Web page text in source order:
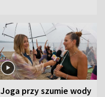
Joga przy szumie wody